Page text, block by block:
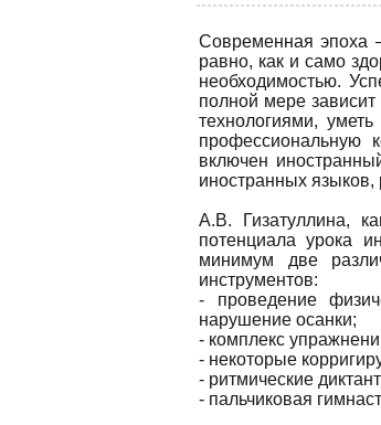
Современная эпоха
равно, как и само
необходимостью.
полной мере
технологиями,
профессиональную
включен
иностранных
А.В. Гизатуллина,
потенциала урока
минимум две
инструментов:
- проведение
нарушение осанки;
- комплекс
- некоторые
- ритмические
- пальчиковая